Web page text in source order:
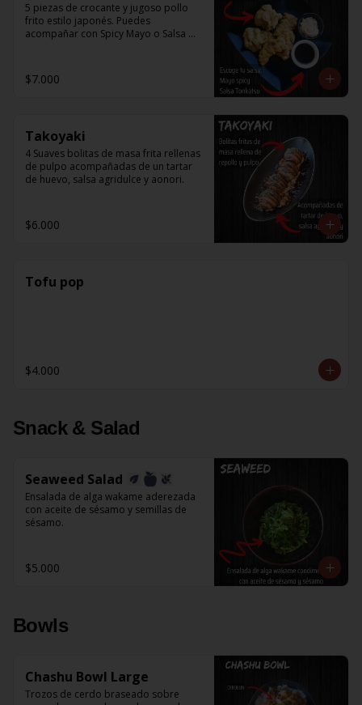
5 piezas de crocante y jugoso pollo
frito estilo japonés. Puedes
acompañar con Spicy Mayo o Salsa
$7.000
Takoyaki
4 Suaves bolitas de masa frita rellenas
de pulpo acompañadas de un tartar
de huevo, salsa agridulce y aonori.
$6.000
Tofu pop
$4.000
Snack & Salad
Seaweed Salad
Ensalada de alga wakame aderezada
con aceite de sésamo y semillas de
sésamo.
$5.000
Bowls
Chashu Bowl Large
Trozos de cerdo braseado sobre